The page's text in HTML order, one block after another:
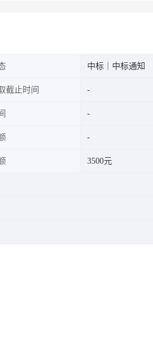
中标｜中标通知
截止时间
3500元